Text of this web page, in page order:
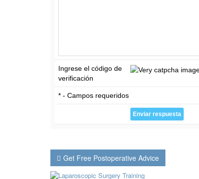
Ingrese el código de
verificación
* - Campos requeridos
Get Free Postoperative Advice